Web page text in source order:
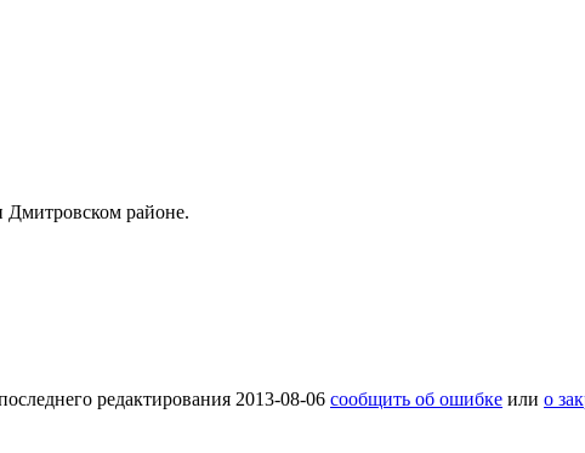
Дмитровском районе.
редактирования 2013-08-06 сообщить об ошибке или о